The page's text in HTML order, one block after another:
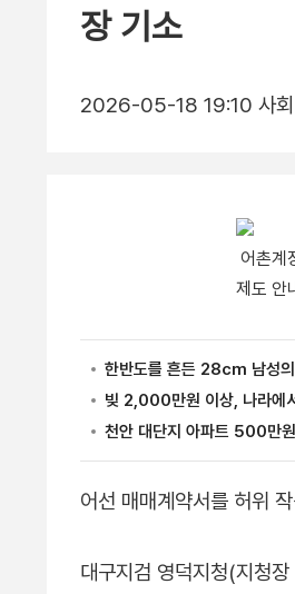
장 기소
2026-05-18 19:10 사회
어촌계
제도 안
어선 매매계약서를 허위
대구지검 영덕지청(지청